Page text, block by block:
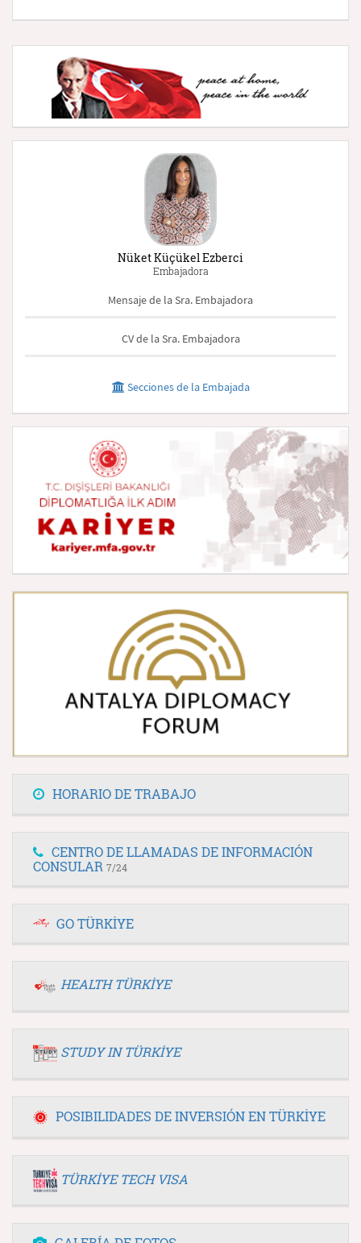
Nüket Küçükel Ezberci
Embajadora
Mensaje de la Sra. Embajadora
CV de la Sra. Embajadora
Secciones de la Embajada
HORARIO DE TRABAJO
CENTRO DE LLAMADAS DE INFORMACIÓN
CONSULAR 7/24
GO TÜRKİYE
HEALTH TÜRKİYE
STUDY IN TÜRKİYE
POSIBILIDADES DE INVERSIÓN EN TÜRKİYE
TÜRKİYE TECH VISA